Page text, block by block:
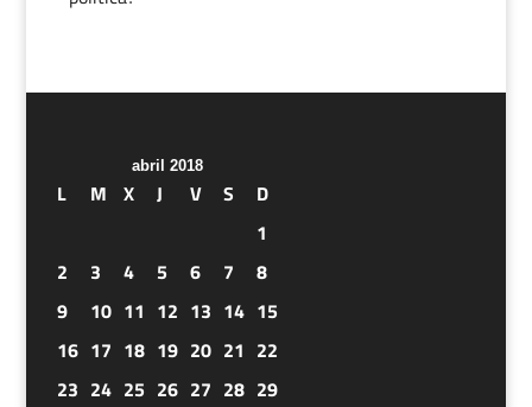
abril 2018
L M X J V S
D
1
2
3 4 5 6 7
8
9
10 11 12 13 14 15
16 17 18 19 20 21 22
23 24 25 26 27 28 29